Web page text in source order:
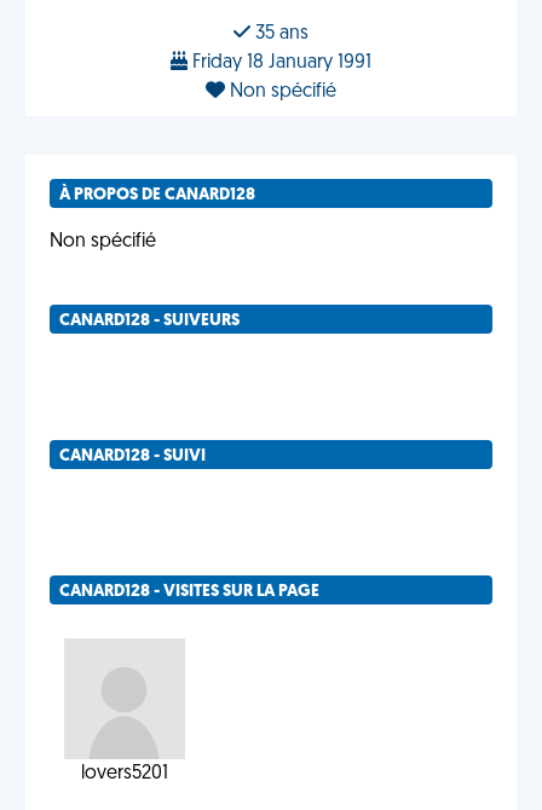
35 ans
Friday 18 January 1991
Non spécifié
À PROPOS DE CANARD128
Non spécifié
CANARD128 - SUIVEURS
CANARD128 - SUIVI
CANARD128 - VISITES SUR LA PAGE
lovers5201